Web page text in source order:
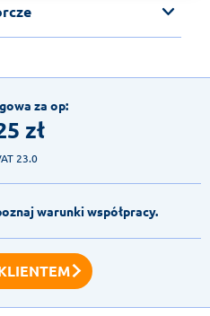
za op:
zł
23.0
warunki współpracy.